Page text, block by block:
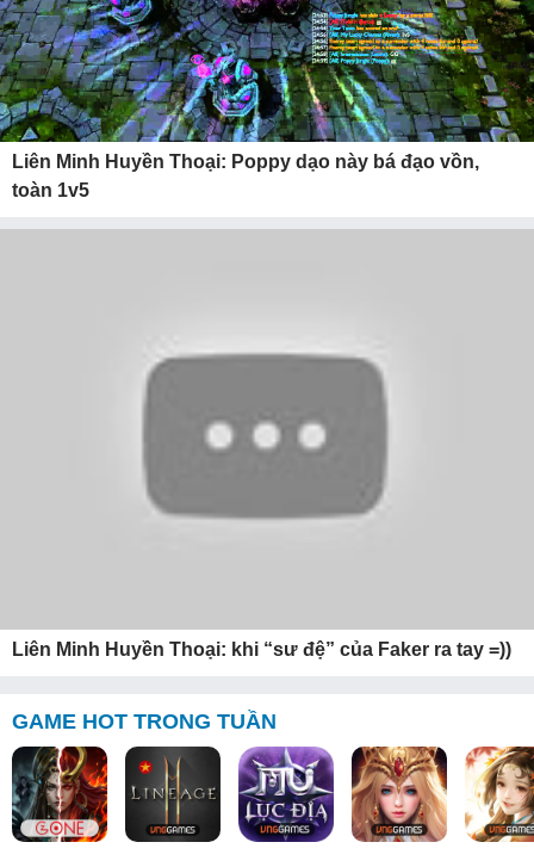
Liên Minh Huyền Thoại: Poppy dạo này bá đạo vồn,
toàn 1v5
Liên Minh Huyền Thoại: khi “sư đệ” của Faker ra tay =))
GAME HOT TRONG TUẦN